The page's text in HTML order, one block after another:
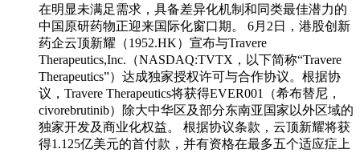
在明显未满足需求，具备差异化机制和同类最佳潜力的
中国原研药物正迎来国际化窗口期。 6月2日，港股创新
药企云顶新耀（1952.HK）宣布与Travere
Therapeutics,Inc.（NASDAQ:TVTX，以下简称“Travere
Therapeutics”）达成独家授权许可与合作协议。根据协
议，Travere Therapeutics将获得EVER001（希布替尼，
civorebrutinib）除大中华区及部分东南亚国家以外区域的
独家开发及商业化权益。 根据协议条款，云顶新耀将获
得1.125亿美元的首付款，并有资格在最多五个适应症上